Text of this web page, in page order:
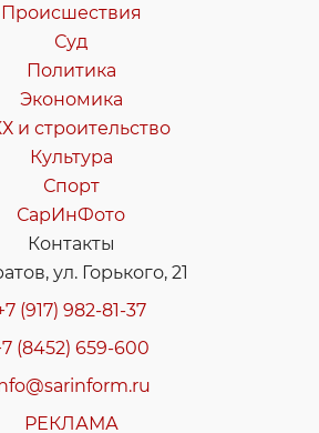
Происшествия
Суд
Политика
Экономика
и строительство
Культура
Спорт
СарИнФото
Контакты
ул. Горького, 21
(917) 982-81-37
(8452) 659-600
РЕКЛАМА